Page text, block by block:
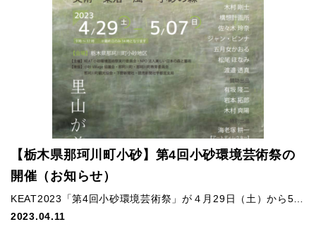
【栃木県那珂川町小砂】第4回小砂環境芸術祭の
開催（お知らせ）
KEAT2023「第4回小砂環境芸術祭」が４月29日（土）から5…
2023.04.11